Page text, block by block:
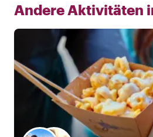
Andere Aktivitäten